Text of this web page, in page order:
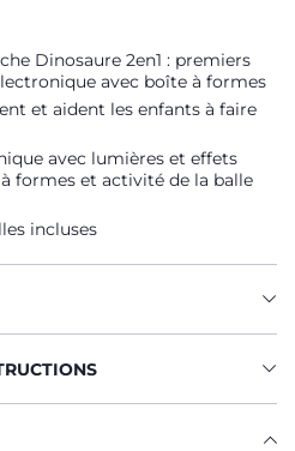
Dinosaure 2en1 : premiers
avec boîte à formes
et aident les enfants à faire
avec lumières et effets
formes et activité de la balle
incluses